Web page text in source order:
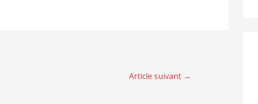
Article suivant →